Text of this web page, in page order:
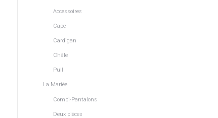
Accessoires
Cape
Cardigan
Châle
Pull
La Mariée
Combi-Pantalons
Deux pièces